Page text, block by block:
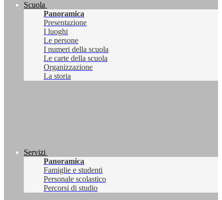
Scuola
Panoramica
Presentazione
I luoghi
Le persone
I numeri della scuola
Le carte della scuola
Organizzazione
La storia
Servizi
Panoramica
Famiglie e studenti
Personale scolastico
Percorsi di studio